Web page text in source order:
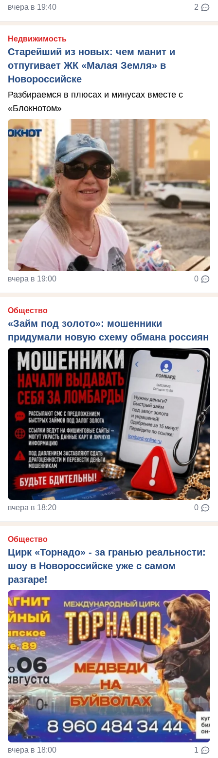
вчера в 19:40 2
Недвижимость
Старейший из новых: чем манит и
отпугивает ЖК «Малая Земля» в
Новороссийске
Разбираемся в плюсах и минусах вместе с
«Блокнотом»
вчера в 19:00 0
Общество
«Займ под золото»: мошенники
придумали новую схему обмана россиян
вчера в 18:20 0
Общество
Цирк «Торнадо» - за гранью реальности:
шоу в Новороссийске уже с самом
разгаре!
вчера в 18:00 1